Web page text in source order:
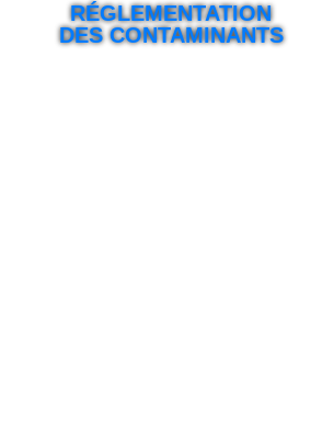
RÉGLEMENTATION
DES CONTAMINANTS